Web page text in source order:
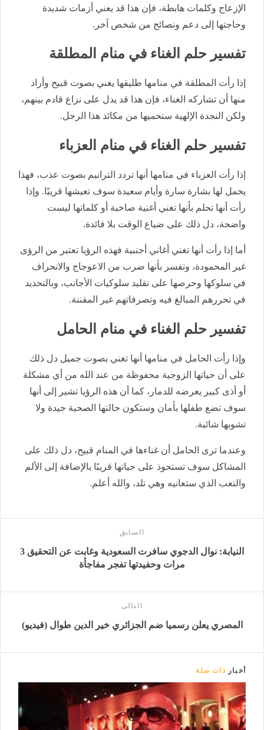
الإزعاج وكلمات هابطة، فإن هذا قد يعني أزمات شديدة
وحاجتها إلى دعم ونصائح من شخص آخر.
تفسير حلم الغناء في منام المطلقة
إذا رأت المطلقة في منامها طليقها يغني بصوت قبيح وأراد
منها أن تشاركه الغناء، فإن هذا قد يدل على نزاع قادم بينهم،
ولكن النجدة الإلهية ستحميها من مكائد هذا الرجل.
تفسير حلم الغناء في منام العزباء
إذا رأت العزباء في منامها أنها تردد الترانيم بصوت عذب، فهذا
يحمل لها بشارة سارة وأيام سعيدة سوف تعيشها قريبًا. وإذا
رأت أنها تحلم بأنها تغني أغنية صاخبة أو كلماتها ليست
واضحة، دل ذلك على ضياع الوقت بلا فائدة.
أما إذا رأت أنها تغني أغاني أجنبية فهذه الرؤيا تعتبر من الرؤى
غير المحمودة، وتفسر بأنها ضرب من الاعوجاج والانحراف
في سلوكها وحرصها على تقليد سلوكيات الأجانب، وبالتحديد
في تحررهم المبالغ فيه وتصرفاتهم غير المقننة.
تفسير حلم الغناء في منام الحامل
وإذا رأت الحامل في منامها أنها تغني بصوت جميل دل ذلك
على أن حياتها الزوجية محفوظة من عند الله من أي مشكلة
أو أذى كبير يعرضه للدمار، كما أن هذه الرؤيا تشير إلى أنها
سوف تضع طفلها بأمان وستكون حالتها الصحية جيدة ولا
تشوبها شائبة.
وعندما ترى الحامل أن غناءها في المنام قبيح، دل ذلك على
المشاكل سوف تستحوذ على حياتها قريبًا بالإضافة إلى الألم
والتعب الذي ستعانيه وهي تلد، والله أعلم.
السابق
النيابة: نوال الدجوي سافرت السعودية وغابت عن التحقيق 3
مرات وحفيدتها تفجر مفاجأة
التالى
المصري يعلن رسميا ضم الجزائري خير الدين طوال (فيديو)
أخبار ذات صلة